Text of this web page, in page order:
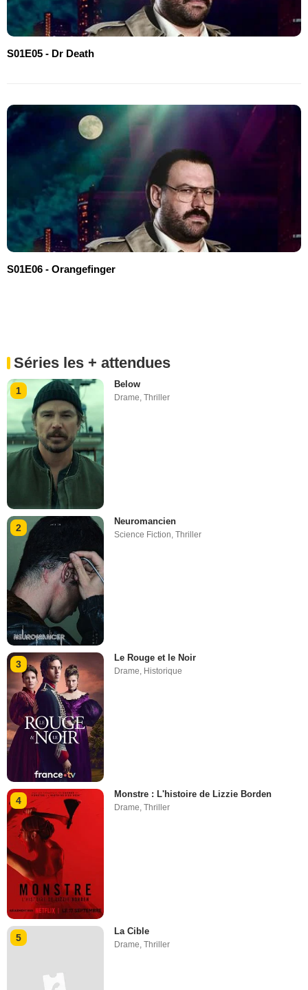
S01E05 - Dr Death
S01E06 - Orangefinger
Séries les + attendues
1
Below
Drame,Thriller
2
Neuromancien
Science Fiction ,Thriller
3
Le Rouge et le Noir
Drame, Historique
4
Monstre : L'histoire de Lizzie Borden
Drame,Thriller
5
La Cible
Drame ,Thriller